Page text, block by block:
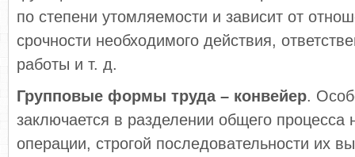
по степени утомляемости и зависит от
срочности необходимого действия,
работы и т. д.
Групповые формы труда – конвейер.
заключается в разделении общего процесса
операции, строгой последовательности их